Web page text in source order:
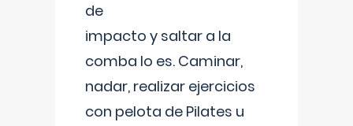
de
impacto y saltar a la
comba lo es. Caminar,
nadar, realizar ejercicios
con pelota de Pilates u